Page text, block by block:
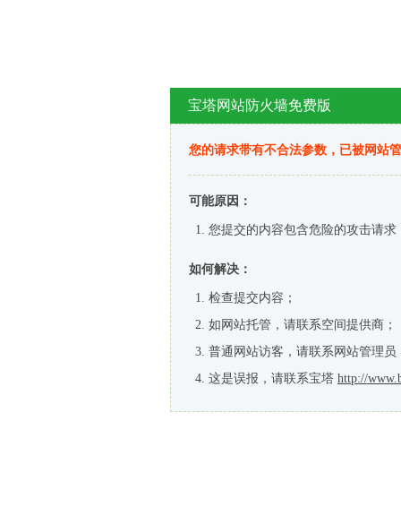
宝塔网站防火墙免费版
您的请求带有不合法参数，已被网站
可能原因：
您提交的内容包含危险的攻击请求
如何解决：
检查提交内容；
如网站托管，请联系空间提供商；
普通网站访客，请联系网站管理员
这是误报，请联系宝塔 http://